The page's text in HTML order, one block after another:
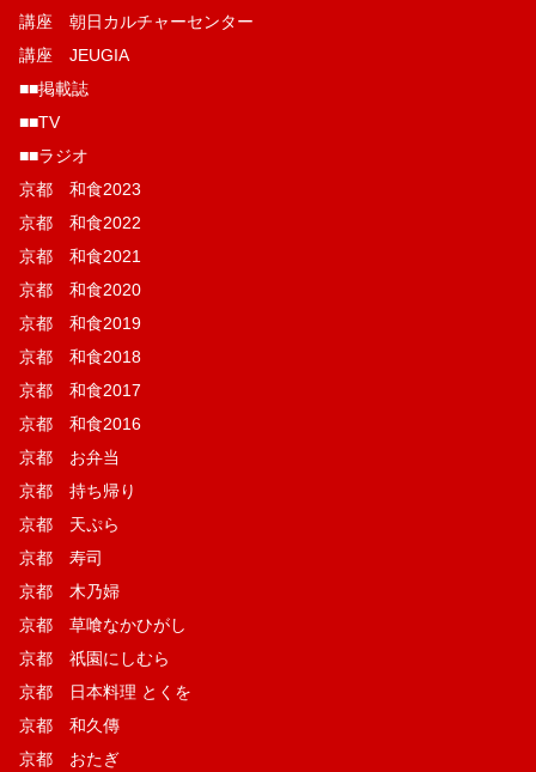
講座 朝日カルチャーセンター
講座 JEUGIA
■■掲載誌
■■TV
■■ラジオ
京都 和食2023
京都 和食2022
京都 和食2021
京都 和食2020
京都 和食2019
京都 和食2018
京都 和食2017
京都 和食2016
京都 お弁当
京都 持ち帰り
京都 天ぷら
京都 寿司
京都 木乃婦
京都 草喰なかひがし
京都 祇園にしむら
京都 日本料理 とくを
京都 和久傳
京都 おたぎ